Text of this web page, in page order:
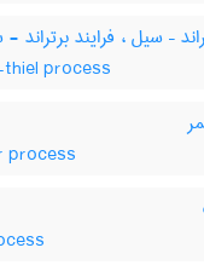
– سیل ، فرایند برتراند
process
process